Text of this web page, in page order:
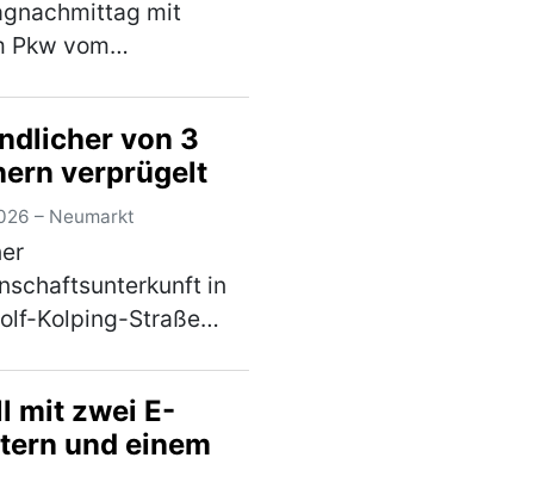
mit
Pkw vom
er mit dem
54-Jährigen, die
genug rechts fuhr.
von 3
verprügelt
– Neumarkt
in
Kolping-Straße
von drei
Tätern
Nach einem
mit zwei E-
und einem